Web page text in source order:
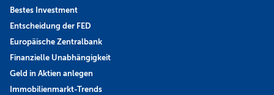
Bestes Investment
Entscheidung der FED
Europäische Zentralbank
Finanzielle Unabhängigkeit
Geld in Aktien anlegen
Immobilienmarkt-Trends